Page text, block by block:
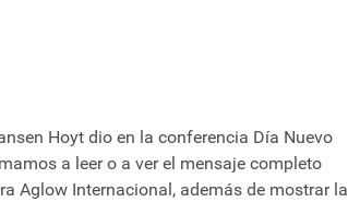
Hoyt dio en la conferencia Día Nuevo
a leer o a ver el mensaje completo
Aglow Internacional, además de mostrar la